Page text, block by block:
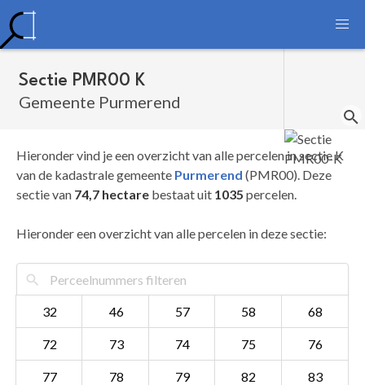
Sectie PMR00 K
Gemeente Purmerend
Hieronder vind je een overzicht van alle percelen in sectie K
van de kadastrale gemeente Purmerend (PMR00). Deze
sectie van 74,7 hectare bestaat uit 1035 percelen.
Hieronder een overzicht van alle percelen in deze sectie:
32 46 57 58 68
72 73 74 75 76
77 78 79 82 83